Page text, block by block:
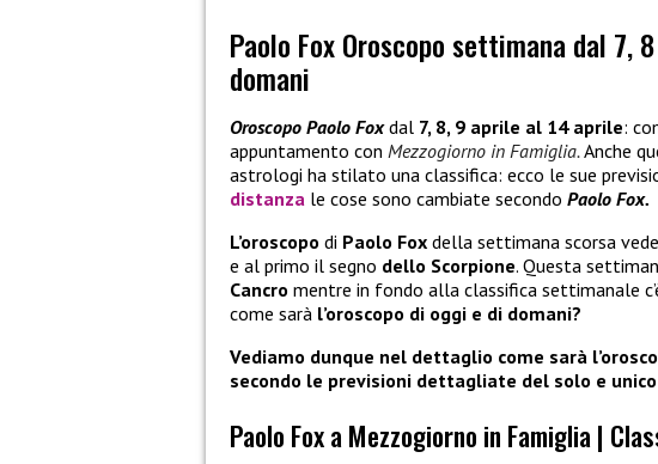
Paolo Fox Oroscopo settimana dal 7,
domani
Oroscopo Paolo Fox dal 7, 8, 9 aprile al 14 aprile:
appuntamento con Mezzogiorno in Famiglia.Anche
astrologi ha stilato una classifica: ecco le sue
distanza le cose sono cambiate secondo Paolo Fox.
L’oroscopo di Paolo Fox della settimana scorsa
e al primo il segno dello Scorpione. Questa
Cancro mentre in fondo alla classifica settimanale
come sarà l’oroscopo di oggi e di domani?
Vediamo dunque nel dettaglio come sarà
secondo le previsioni dettagliate del solo e unico
Paolo Fox a Mezzogiorno in Famiglia |